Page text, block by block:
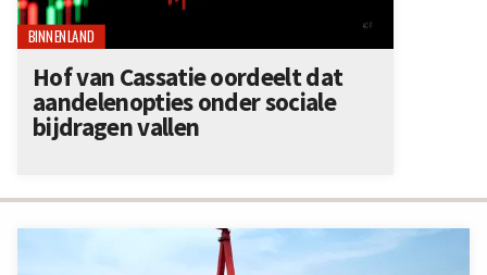
BINNENLAND
Hof van Cassatie oordeelt dat
aandelenopties onder sociale
bijdragen vallen